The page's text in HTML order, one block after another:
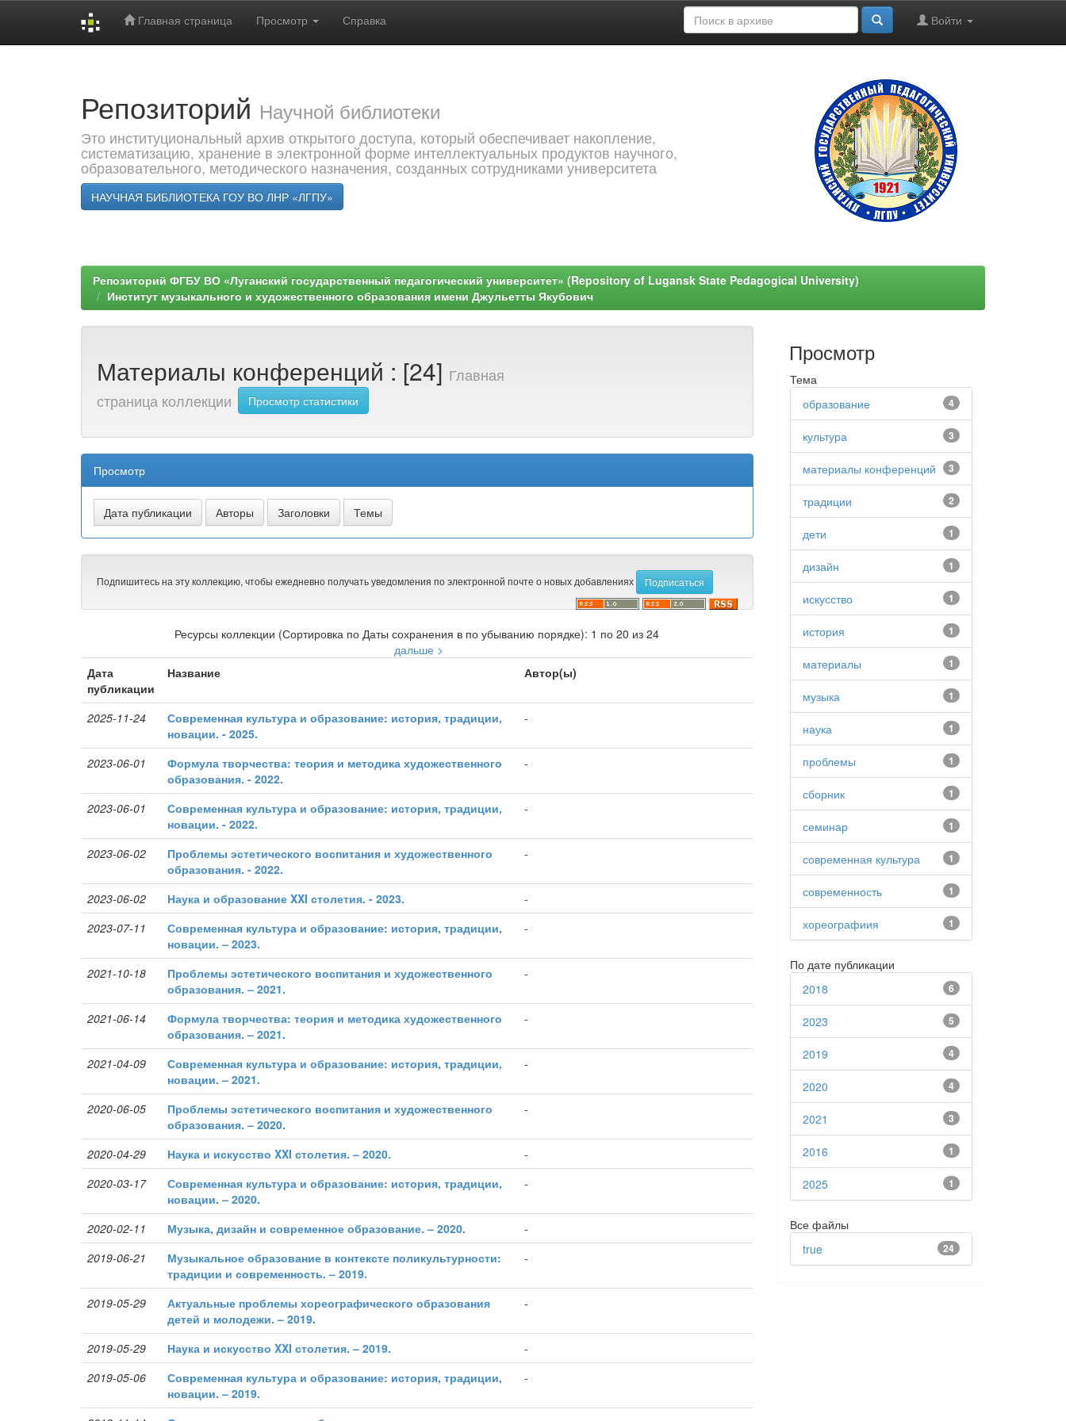
Главная страница Просмотр Справка Войти
Репозиторий Научной библиотеки
Это институциональный архив открытого доступа, который обеспечивает накопление,
систематизацию, хранение в электронной форме интеллектуальных продуктов научного,
образовательного, методического назначения, созданных сотрудниками университета
НАУЧНАЯ БИБЛИОТЕКА ГОУ ВО ЛНР «ЛГПУ»
Репозиторий ФГБУ ВО «Луганский государственный педагогический университет» (Repository of Lugansk State Pedagogical University)
Институт музыкального и художественного образования имени Джульетты Якубович
Материалы конференций : [24] Главная
страница коллекции
Просмотр статистики
Просмотр
Подпишитесь на эту коллекцию, чтобы ежедневно получать уведомления по электронной почте о новых добавлениях
Ресурсы коллекции (Сортировка по Даты сохранения в по убыванию порядке): 1 по 20 из 24
дальше >
Дата
публикации
Название Автор(ы)
2025-11-24
Современная культура и образование: история, традиции,
новации. - 2025.
-
2023-06-01
Формула творчества: теория и методика художественного
образования. - 2022.
-
2023-06-01
Современная культура и образование: история, традиции,
новации. - 2022.
-
2023-06-02
Проблемы эстетического воспитания и художественного
образования. - 2022.
-
2023-06-02 Наука и образование XXI столетия. - 2023.
-
2023-07-11
Современная культура и образование: история, традиции,
новации. – 2023.
-
2021-10-18
Проблемы эстетического воспитания и художественного
образования. – 2021.
-
2021-06-14
Формула творчества: теория и методика художественного
образования. – 2021.
-
2021-04-09
Современная культура и образование: история, традиции,
новации. – 2021.
-
2020-06-05
Проблемы эстетического воспитания и художественного
образования. – 2020.
-
2020-04-29 Наука и искусство XXI столетия. – 2020.
-
2020-03-17
Современная культура и образование: история, традиции,
новации. – 2020.
-
2020-02-11 Музыка, дизайн и современное образование. – 2020.
-
2019-06-21
Музыкальное образование в контексте поликультурности:
традиции и современность. – 2019.
-
2019-05-29
Актуальные проблемы хореографического образования
детей и молодежи. – 2019.
-
2019-05-29 Наука и искусство XXI столетия. – 2019.
-
2019-05-06
Современная культура и образование: история, традиции,
новации. – 2019.
-
Просмотр
Тема
4
образование
3
культура
3
материалы конференций
2
традиции
1
дети
1
дизайн
1
искусство
1
история
1
материалы
1
музыка
1
наука
1
проблемы
1
сборник
1
семинар
1
современная культура
1
современность
1
хореографиия
По дате публикации
6
2018
5
2023
4
2019
4
2020
3
2021
1
2016
1
2025
Все файлы
24
true